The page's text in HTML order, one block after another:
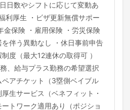
日数やシフトに応じて変動あ
利厚生 ・ビザ更新無償サポー
金保険 ・雇用保険 ・労災保険
を伴う異動なし ・休日事前申告
度（最大12連休の取得可 ）
、給与プラス勤務の希望選択
アチケット（3塁側ベイブル
生サービス（ベネフィット・
トワーク適用あり（ポジショ